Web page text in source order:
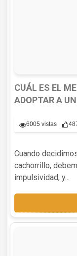
CUÁL ES EL
ADOPTAR A
6005 vistas
Cuando
cachorrillo,
impulsividad, y...